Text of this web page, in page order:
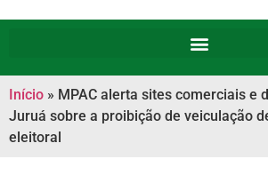
Início » MPAC alerta sites comerciais e
Juruá sobre a proibição de veiculação
eleitoral